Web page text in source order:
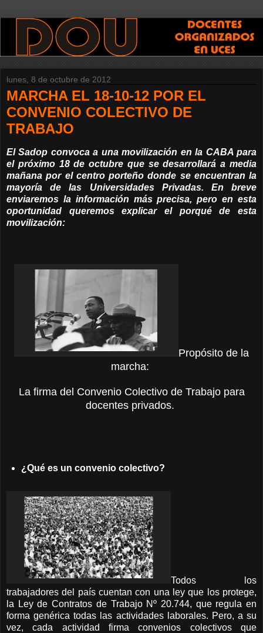
lunes, 8 de octubre de 2012
MARCHA EL 18-10-12 POR EL
CONVENIO COLECTIVO DE
TRABAJO
El Sadop convoca a una movilización en la CABA para
el próximo 18 de octubre que se desarrollará a media
mañana por el centro porteño donde se encuentran la
mayoría de las Universidades Privadas. En breve
enviaremos la información más precisa, pero en esta
oportunidad queremos explicar el porqué de esta
movilización:
Propósito de la
marcha:
La firma del Convenio Colectivo de Trabajo para
docentes privados.
¿Qué es un convenio colectivo?
Todos los
trabajadores del país cuentan con una ley que los protege,
la Ley de Contratos de Trabajo Nº 20.744, que regula en
forma genérica todas las actividades laborales. Pero, a su
vez, cada actividad firma convenios colectivos que